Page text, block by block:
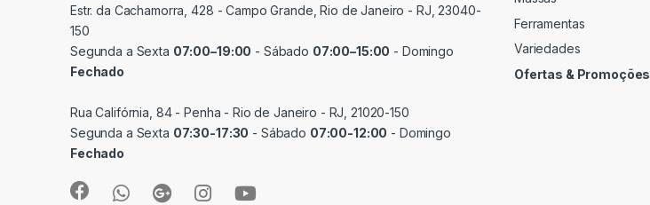
Estr. da Cachamorra, 428 - Campo Grande, Rio de Janeiro - RJ, 23040-
150
Segunda a Sexta 07:00–19:00 - Sábado 07:00–15:00 - Domingo
Fechado
Rua Califórnia, 84 - Penha - Rio de Janeiro - RJ, 21020-150
Segunda a Sexta 07:30-17:30 - Sábado 07:00-12:00 - Domingo
Fechado
Ferramentas
Variedades
Ofertas & Promoções